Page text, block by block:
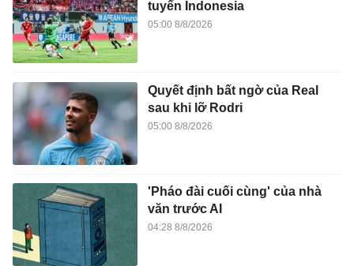
tuyển Indonesia
05:00 8/8/2026
Quyết định bất ngờ của Real
sau khi lỡ Rodri
05:00 8/8/2026
'Pháo đài cuối cùng' của nhà
văn trước AI
04:28 8/8/2026